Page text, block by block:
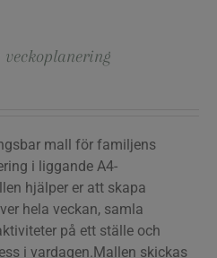
mall för familjens
i liggande A4-
hjälper er att skapa
hela veckan, samla
på ett ställe och
i vardagen.Mallen skickas